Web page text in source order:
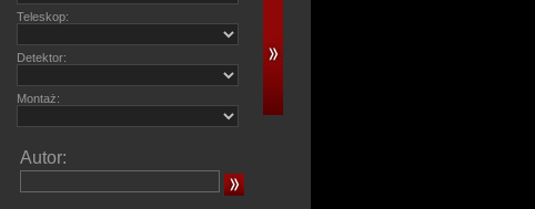
Teleskop:
Detektor:
Montaż:
Autor: